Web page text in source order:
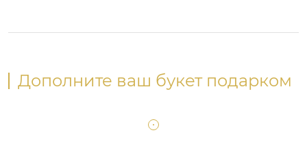
Дополните ваш букет подарком